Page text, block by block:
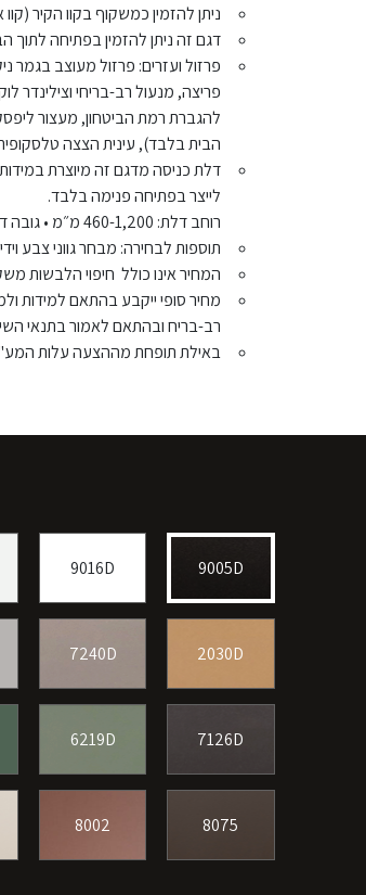
ניתן להזמין כמשקוף בקוו הקיר
דגם זה ניתן להזמין בפתיחה לתוך
פרזול ועזרים: פרזול מעוצב בגמר
פריצה, מנעול רב-בריחי וצילינדר
להגברת רמת הביטחון, מעצור
הבית בלבד), עינית הצצה
דלת כניסה מדגם זה מיוצרת
לייצר בפתיחה פנימה בלבד.
רוחב דלת: 460-1,200 מ״מ • גובה דלת: 1,890-2310 מ״מ.
תוספות לבחירה: מבחר גווני צבע
המחיר אינו כולל חיפוי הלבשות
מחיר סופי ייקבע בהתאם למידות
רב-בריח ובהתאם לאמור בתנאי
באילת תופחת מההצעה עלות
9005D
9016D
2030D
7240D
7126D
6219D
8075
8002